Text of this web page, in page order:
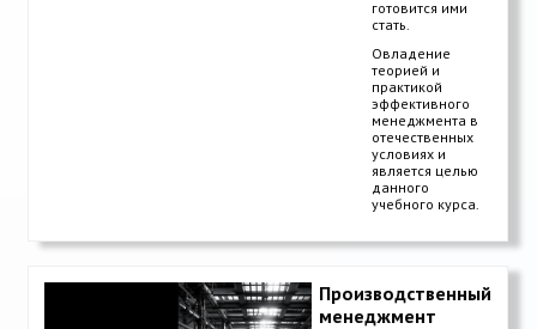
готовится ими
стать.
Овладение
теорией и
практикой
эффективного
менеджмента в
отечественных
условиях и
является целью
данного
учебного курса.
Производственный
менеджмент